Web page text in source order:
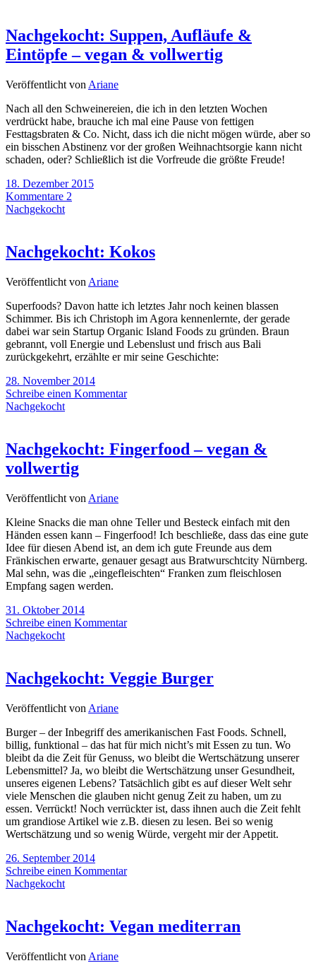
Nachgekocht: Suppen, Aufläufe &
Eintöpfe – vegan & vollwertig
Veröffentlicht von Ariane
Nach all den Schweinereien, die ich in den letzten Wochen
verdrückt habe, brauche ich mal eine Pause von fettigen
Festtagsbraten & Co. Nicht, dass ich die nicht mögen würde, aber so
ein bisschen Abstinenz vor der großen Weihnachtsorgie kann nicht
schaden, oder? Schließlich ist die Vorfreude die größte Freude!
18. Dezember 2015
Kommentare 2
Nachgekocht
Nachgekocht: Kokos
Veröffentlicht von Ariane
Superfoods? Davon hatte ich letztes Jahr noch keinen blassen
Schimmer. Bis ich Christoph im Agora kennenlernte, der gerade
dabei war sein Startup Organic Island Foods zu gründen. Braun
gebrannt, voll Energie und Lebenslust und frisch aus Bali
zurückgekehrt, erzählte er mir seine Geschichte:
28. November 2014
Schreibe einen Kommentar
Nachgekocht
Nachgekocht: Fingerfood – vegan &
vollwertig
Veröffentlicht von Ariane
Kleine Snacks die man ohne Teller und Besteck einfach mit den
Händen essen kann – Fingerfood! Ich beschließe, dass das eine gute
Idee für diesen Abend ist, an dem ich gute Freunde aus dem
Fränkischen erwarte, genauer gesagt aus Bratwurschtcity Nürnberg.
Mal sehn, was die „eingefleischten“ Franken zum fleischlosen
Empfang sagen werden.
31. Oktober 2014
Schreibe einen Kommentar
Nachgekocht
Nachgekocht: Veggie Burger
Veröffentlicht von Ariane
Burger – der Inbegriff des amerikanischen Fast Foods. Schnell,
billig, funktional – das hat für mich nicht’s mit Essen zu tun. Wo
bleibt da die Zeit für Genuss, wo bleibt die Wertschätzung unserer
Lebensmittel? Ja, wo bleibt die Wertschätzung unser Gesundheit,
unseres eigenen Lebens? Tatsächlich gibt es auf dieser Welt sehr
viele Menschen die glauben nicht genug Zeit zu haben, um zu
essen. Verrückt! Noch verrückter ist, dass ihnen auch die Zeit fehlt
um grandiose Artikel wie z.B. diesen zu lesen. Bei so wenig
Wertschätzung und so wenig Würde, vergeht mir der Appetit.
26. September 2014
Schreibe einen Kommentar
Nachgekocht
Nachgekocht: Vegan mediterran
Veröffentlicht von Ariane